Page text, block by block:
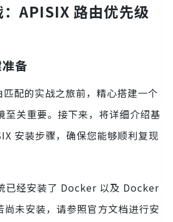
APISIX 路由优先级
准备
配的实战之旅前，精心搭建一个
至关重要。接下来，将详细介绍基
安装步骤，确保您能够顺利复现
已经安装了 Docker 以及 Docker
未安装，请参照官方文档进行安